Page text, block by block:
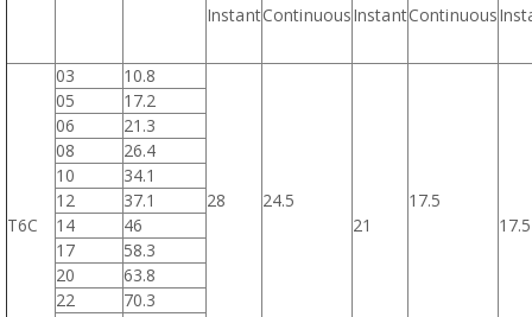
InstantContinuousInstantContinuous
T6C
03 10.8
28
24.5
21
17.5
17.5
05
17.2
06
21.3
08
26.4
10
34.1
12
37.1
14
46
17
58.3
20
63.8
22
70.3